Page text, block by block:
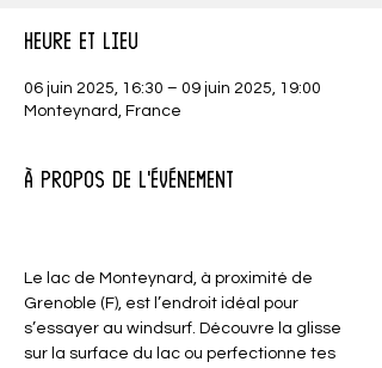
Heure et lieu
06 juin 2025, 16:30 – 09 juin 2025, 19:00
Monteynard, France
À propos de l'événement
Le lac de Monteynard, à proximité de
Grenoble (F), est l’endroit idéal pour
s’essayer au windsurf. Découvre la glisse
sur la surface du lac ou perfectionne tes